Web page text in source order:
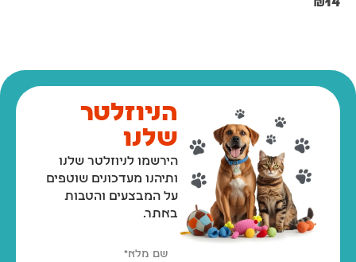
הניוזלטר
שלנו
הירשמו לניוזלטר שלנו
ותיהנו מעדכונים שוטפים
על המבצעים והטבות
באתר.